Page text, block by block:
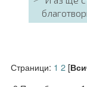
Страници: 1 2[